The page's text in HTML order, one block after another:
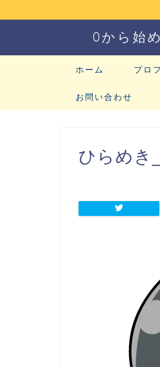
0から始
ホーム プロ
お問い合わせ
ひらめき